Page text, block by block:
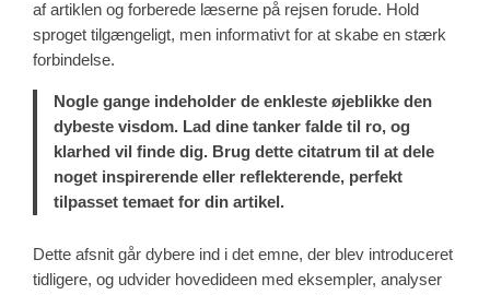
af artiklen og forberede læserne på rejsen forude. Hold
sproget tilgængeligt, men informativt for at skabe en stærk
forbindelse.
Nogle gange indeholder de enkleste øjeblikke den
dybeste visdom. Lad dine tanker falde til ro, og
klarhed vil finde dig. Brug dette citatrum til at dele
noget inspirerende eller reflekterende, perfekt
tilpasset temaet for din artikel.
Dette afsnit går dybere ind i det emne, der blev introduceret
tidligere, og udvider hovedideen med eksempler, analyser